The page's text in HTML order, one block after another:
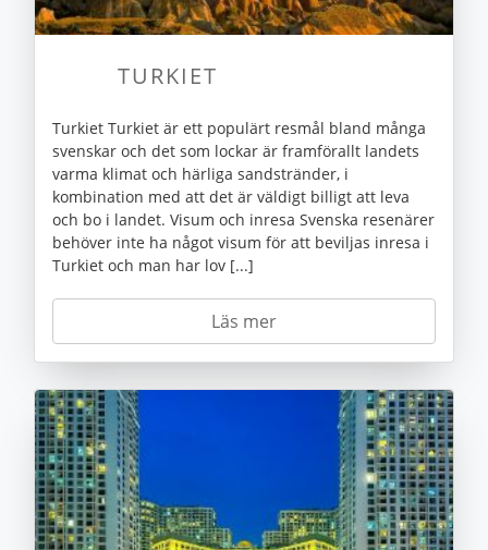
TURKIET
Turkiet Turkiet är ett populärt resmål bland många
svenskar och det som lockar är framförallt landets
varma klimat och härliga sandstränder, i
kombination med att det är väldigt billigt att leva
och bo i landet. Visum och inresa Svenska resenärer
behöver inte ha något visum för att beviljas inresa i
Turkiet och man har lov [...]
Läs mer